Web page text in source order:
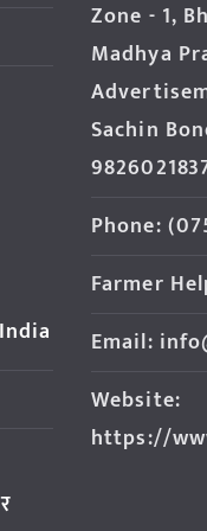
Zone - 1,
Madhya
Sachin
Phone:
Farmer
Email:
Website:
https://